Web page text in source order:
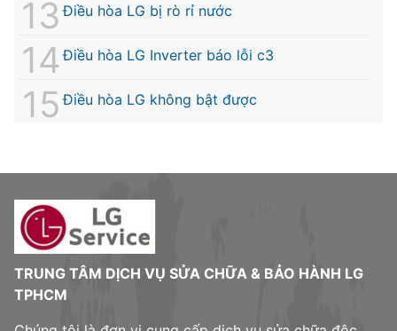
Điều hòa LG bị rò rỉ nước
Điều hòa LG Inverter báo lỗi c3
Điều hòa LG không bật được
TRUNG TÂM DỊCH VỤ SỬA CHỮA & BẢO HÀNH LG
TPHCM